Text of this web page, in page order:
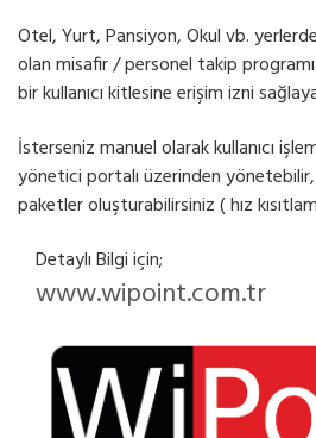
Otel, Yurt, Pansiyon, Okul vb.
olan misafir / personel takip
bir kullanıcı kitlesine erişim izni
İsterseniz manuel olarak kullanıcı
yönetici portalı üzerinden yönetebilir,
paketler oluşturabilirsiniz ( hız
Detaylı Bilgi için;
www.wipoint.com.tr